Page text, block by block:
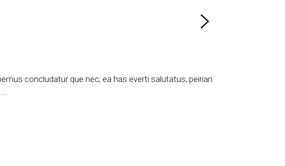
concludatur que nec, ea has everti salutatus, peirian